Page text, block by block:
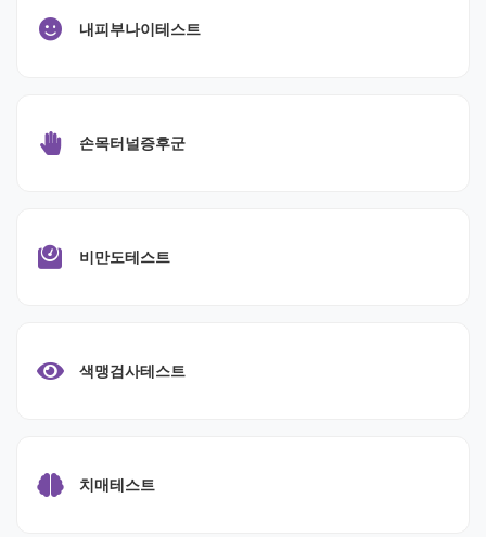
내피부나이테스트
손목터널증후군
비만도테스트
색맹검사테스트
치매테스트